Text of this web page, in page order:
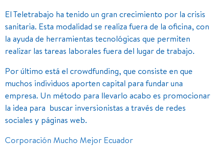
El Teletrabajo ha tenido un gran crecimiento por la crisis
sanitaria. Esta modalidad se realiza fuera de la oficina, con
la ayuda de herramientas tecnológicas que permiten
realizar las tareas laborales fuera del lugar de trabajo.
Por último está el crowdfunding, que consiste en que
muchos individuos aporten capital para fundar una
empresa. Un método para llevarlo acabo es promocionar
la idea para buscar inversionistas a través de redes
sociales y páginas web.
Corporación Mucho Mejor Ecuador